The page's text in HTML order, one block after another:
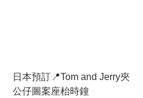
日本預訂📍Tom and Jerry夾
公仔圖案座枱時鐘